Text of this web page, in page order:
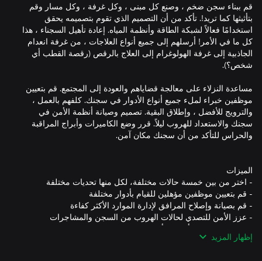
قم ببناء سجن ضخم ، وصنع كل مبنى ، وكل غرفة ، وكل مسار وقم
بتأثيثها كما تريد!. تأكد من أن التصميم الذي تقوم بتصميمه يحقق
استخدامًا فعالاً لشبكة الطاقة وأنظمة المياه. إعادة تأهيل السجناء ، هذا
كل ما في الأمر! أرسلهم إلى جميع أنواع العلاجات ، من غرفة انعدام
الجاذبية إلى غرفة الهولوغرام إلى العلاج بالرقص (رقصة القطب أي
مساعدة النزلاء على معالجة قضاياهم والعودة إلى المجتمع. قم بتعيين
موظفين خبراء لملء جميع أنواع الأدوار في سجنك. كلفهم بالعمل ،
والترويج للأفضل ، وإطلاق البقية. تصميم وصيانة أنظمة الأمن في
سجنك والاستعداد للهروب ليلاً. قرر وضع الكاميرات وأبراج المراقبة
- تتطلب ميكانيكا اللعبة التغذية السليمة والتمارين الرياضية والتحكم
إظهار المزيد